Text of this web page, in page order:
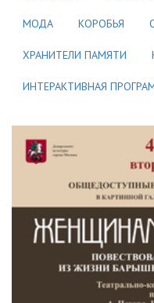
МОДА КОРОБЬЯ
ХРАНИТЕЛИ ПАМЯТИ
ИНТЕРАКТИВНАЯ